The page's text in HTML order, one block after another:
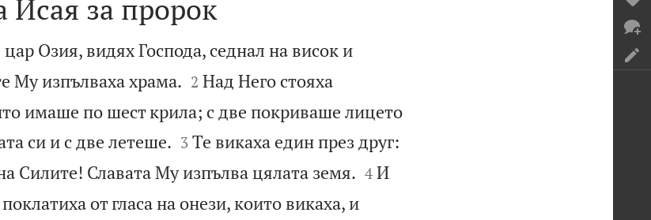
Исая за пророк
Озия, видях Господа, седнал на висок и
Му изпълваха храма.
2 Над Него стояха
имаше по шест крила; с две покриваше лицето
си и с две летеше.
3 Те викаха един през друг:
Силите! Славата Му изпълва цялата земя.
4 И
от гласа на онези, които викаха, и